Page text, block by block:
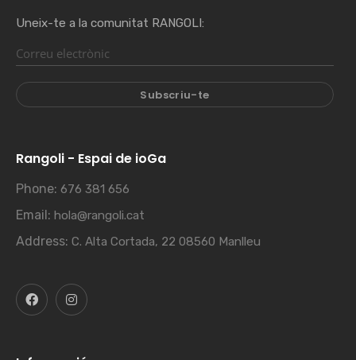
Uneix-te a la comunitat RANGOLI:
Rangoli - Espai de ioGa
Phone: 676 381 656
Email: hola@rangoli.cat
Address: C. Alta Cortada, 22 08560 Manlleu